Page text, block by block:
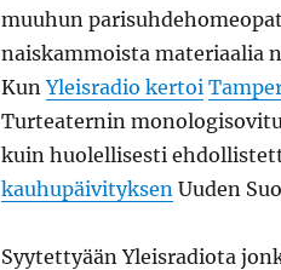
muuhun
naiskammoista materiaalia
KunYleisradio kertoi
Turteaternin
kuin huolellisesti
kauhupäivityksenUuden
Syytettyään Yleisradiota